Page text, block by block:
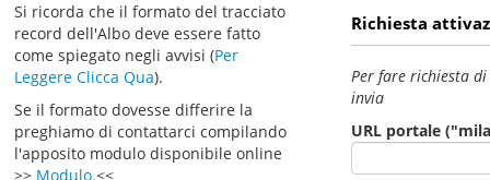
Si ricorda che il formato del tracciato
record dell'Albo deve essere fatto
come spiegato negli avvisi (Per
Leggere Clicca Qua).
Se il formato dovesse differire la
preghiamo di contattarci compilando
l'apposito modulo disponibile online
>> Modulo.<<
Richiesta
Per fare richiesta
invia
URL portale